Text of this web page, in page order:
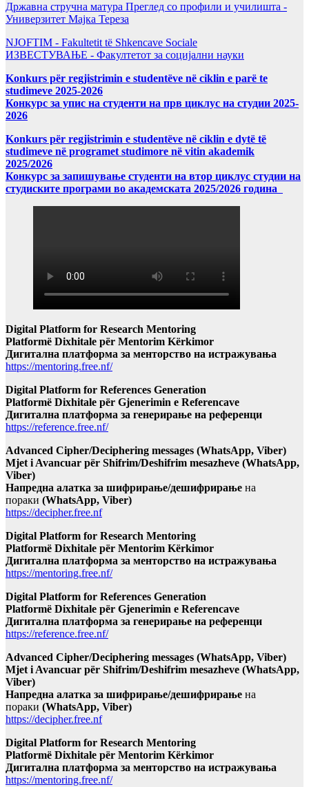
Државна стручна матура Преглед со профили и училишта -
Универзитет Мајка Тереза
NJOFTIM - Fakultetit të Shkencave Sociale
ИЗВЕСТУВАЊЕ - Факултетот за социјални науки
Konkurs për regjistrimin e studentëve në ciklin e parë te
studimeve 2025-2026
Конкурс за упис на студенти на прв циклус на студии 2025-
2026
Konkurs për regjistrimin e studentëve në ciklin e dytë të
studimeve në programet studimore në vitin akademik
2025/2026
Конкурс за запишување студенти на втор циклус студии на
студиските програми во академската 2025/2026 година
Digital Platform for Research Mentoring
Platformë Dixhitale për Mentorim Kërkimor
Дигитална платформа за менторство на истражувања
https://mentoring.free.nf/
Digital Platform for References Generation
Platformë Dixhitale për Gjenerimin e Referencave
Дигитална платформа за генерирање на референци
https://reference.free.nf/
Advanced Cipher/Deciphering messages (WhatsApp, Viber)
Mjet i Avancuar për Shifrim/Deshifrim mesazheve (WhatsApp,
Viber)
Напредна алатка за шифрирање/дешифрирање на
пораки (WhatsApp, Viber)
https://decipher.free.nf
Digital Platform for Research Mentoring
Platformë Dixhitale për Mentorim Kërkimor
Дигитална платформа за менторство на истражувања
https://mentoring.free.nf/
Digital Platform for References Generation
Platformë Dixhitale për Gjenerimin e Referencave
Дигитална платформа за генерирање на референци
https://reference.free.nf/
Advanced Cipher/Deciphering messages (WhatsApp, Viber)
Mjet i Avancuar për Shifrim/Deshifrim mesazheve (WhatsApp,
Viber)
Напредна алатка за шифрирање/дешифрирање на
пораки (WhatsApp, Viber)
https://decipher.free.nf
Digital Platform for Research Mentoring
Platformë Dixhitale për Mentorim Kërkimor
Дигитална платформа за менторство на истражувања
https://mentoring.free.nf/